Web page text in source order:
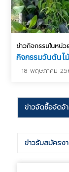
ข่าวกิจกรรมในหน่ว
กิจกรรมวันต้นไ
18 พฤษภาคม
ข่าวจัดซื้อจัดจ้
ข่าวรับสมัครง